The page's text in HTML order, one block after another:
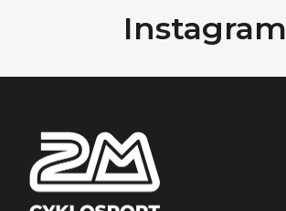
t
Instagram